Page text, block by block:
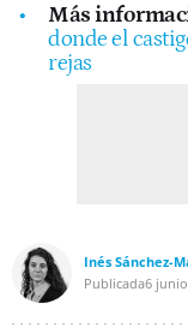
Más
donde el
rejas
Inés Sánchez-
Publicada6